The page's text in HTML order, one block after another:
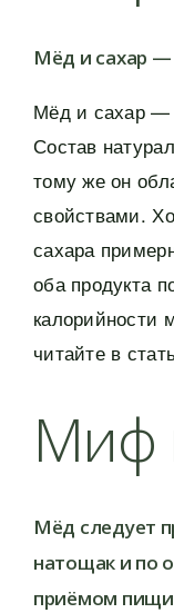
Мёд и сахар —
Мёд и сахар —
Состав
тому же он
свойствами.
сахара
оба продукта
калорийности
читайте в
Миф
Мёд следует
натощак и по
приёмом